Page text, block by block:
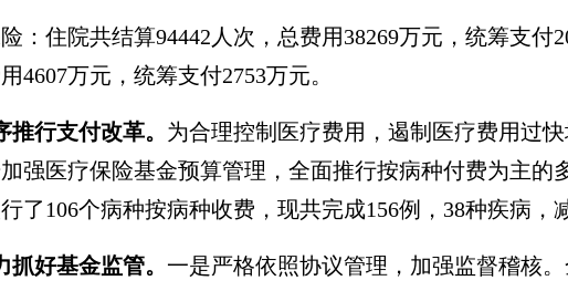
：住院共结算94442人次，总费用38269万元，统筹支
4607万元，统筹支付2753万元。
推行支付改革。 为合理控制医疗费用，遏制医疗费用过
强医疗保险基金预算管理，全面推行按病种付费为主的
了106个病种按病种收费，现共完成156例，38种疾病，
抓好基金监管。 一是严格依照协议管理，加强监督稽核